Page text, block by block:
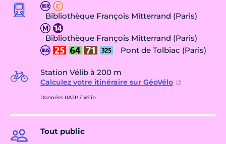
Bibliothèque François Mitterrand (Paris)
Bibliothèque François Mitterrand (Paris)
Pont de Tolbiac (Paris)
Station Vélib à 200 m
Calculez votre itinéraire sur GéoVélo
Données RATP / Vélib
Tout public